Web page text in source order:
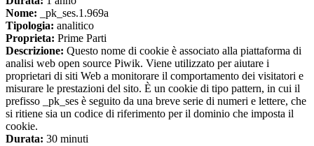
Nome: _pk_ses.1.969a
Tipologia: analitico
Proprieta: Prime Parti
Descrizione: Questo nome di cookie è associato alla piattaforma di
analisi web open source Piwik. Viene utilizzato per aiutare i
proprietari di siti Web a monitorare il comportamento dei visitatori e
misurare le prestazioni del sito. È un cookie di tipo pattern, in cui il
prefisso _pk_ses è seguito da una breve serie di numeri e lettere, che
si ritiene sia un codice di riferimento per il dominio che imposta il
cookie.
Durata: 30 minuti